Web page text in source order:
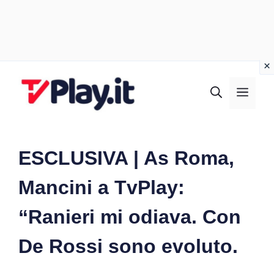
ESCLUSIVA | As Roma,
Mancini a TvPlay:
“Ranieri mi odiava. Con
De Rossi sono evoluto.